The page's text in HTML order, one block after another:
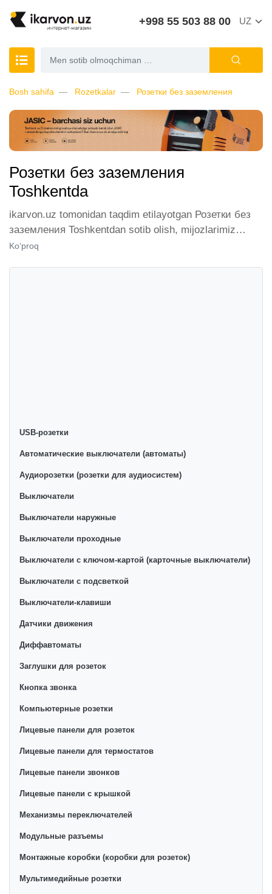
+998 55 503 88 00 UZ
Bosh sahifa Rozetkalar Розетки без заземления
Розетки без заземления
Toshkentda
ikarvon.uz tomonidan taqdim etilayotgan Розетки без
заземления Toshkentdan sotib olish, mijozlarimiz
orasida katta talabga ega. Biz ushbu toifadagi tovarlarni
Ko‘proq
USB-розетки
Автоматические выключатели (автоматы)
Аудиорозетки (розетки для аудиосистем)
Выключатели
Выключатели наружные
Выключатели проходные
Выключатели с ключом-картой (карточные выключатели)
Выключатели с подсветкой
Выключатели-клавиши
Датчики движения
Диффавтоматы
Заглушки для розеток
Кнопка звонка
Компьютерные розетки
Лицевые панели для розеток
Лицевые панели для термостатов
Лицевые панели звонков
Лицевые панели с крышкой
Механизмы переключателей
Модульные разъемы
Монтажные коробки (коробки для розеток)
Мультимедийные розетки